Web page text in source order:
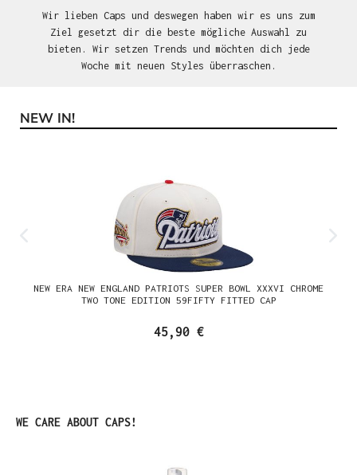
Wir lieben Caps und deswegen haben wir es uns zum
Ziel gesetzt dir die beste mögliche Auswahl zu
bieten. Wir setzen Trends und möchten dich jede
Woche mit neuen Styles überraschen.
Produktgalerie überspringen
NEW IN!
NEW ERA NEW ENGLAND PATRIOTS SUPER BOWL XXXVI CHROME
TWO TONE EDITION 59FIFTY FITTED CAP
45,90 €
Produktgalerie überspringen
WE CARE ABOUT CAPS!